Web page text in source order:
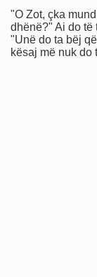
"O Zot, çka
dhënë?" Ai do të
"Unë do ta bëj
kësaj më nuk do